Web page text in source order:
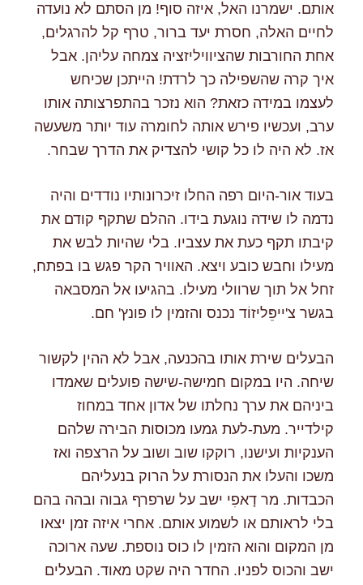
אותם. ישמרנו האל, איזה סוף! מן הסתם לא נועדה
לחיים האלה, חסרת יעד ברור, טרף קל להרגלים,
אחת החורבות שהציוויליזציה צמחה עליהן. אבל
איך קרה שהשפילה כך לרדת! הייתכן שכיחש
לעצמו במידה כזאת? הוא נזכר בהתפרצותה אותו
ערב, ועכשיו פירש אותה לחומרה עוד יותר משעשה
אז. לא היה לו כל קושי להצדיק את הדרך שבחר.
בעוד אור-היום רפה החלו זיכרונותיו נודדים והיה
נדמה לו שידה נוגעת בידו. ההלם שתקף קודם את
קיבתו תקף כעת את עצביו. בלי שהיות לבש את
מעילו וחבש כובע ויצא. האוויר הקר פגש בו בפתח,
זחל אל תוך שרוולי מעילו. בהגיעו אל המסבאה
בגשר צ'ייפֵּליזוֹד נכנס והזמין לו פונץ' חם.
הבעלים שירת אותו בהכנעה, אבל לא ההין לקשור
שיחה. היו במקום חמישה-שישה פועלים שאמדו
ביניהם את ערך נחלתו של אדון אחד במחוז
קילדייר. מעת-לעת גמעו מכוסות הבירה שלהם
הענקיות ועישנו, רוקקו שוב ושוב על הרצפה ואז
משכו והעלו את הנסורת על הרוק בנעליהם
הכבדות. מר דָאפִי ישב על שרפרף גבוה ובהה בהם
בלי לראותם או לשמוע אותם. אחרי איזה זמן יצאו
מן המקום והוא הזמין לו כוס נוספת. שעה ארוכה
ישב והכוס לפניו. החדר היה שקט מאוד. הבעלים